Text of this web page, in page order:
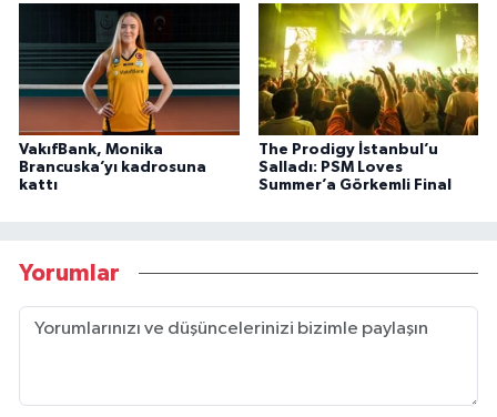
VakıfBank, Monika
Brancuska’yı kadrosuna
kattı
The Prodigy İstanbul’u
Salladı: PSM Loves
Summer’a Görkemli Final
Yorumlar